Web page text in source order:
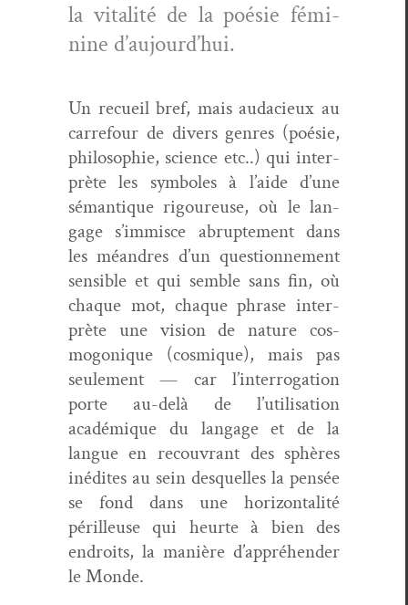
la vital­ité de la poésie fémi­
nine d’aujourd’hui.
Un recueil bref, mais auda­cieux au
car­refour de divers gen­res (poésie,
philoso­phie, sci­ence etc..) qui inter­
prète les sym­bol­es à l’aide d’une
séman­tique rigoureuse, où le lan­
gage s’immisce abrupte­ment dans
les méan­dres d’un ques­tion­nement
sen­si­ble et qui sem­ble sans fin, où
chaque mot, chaque phrase inter­
prète une vision de nature cos­
mogo­nique (cos­mique), mais pas
seule­ment — car l’interrogation
porte au-delà de l’utilisation
académique du lan­gage et de la
langue en recou­vrant des sphères
inédites au sein desquelles la pen­sée
se fond dans une hor­i­zon­tal­ité
périlleuse qui heurte à bien des
endroits, la manière d’appréhender
le Monde.